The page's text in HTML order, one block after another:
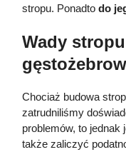
stropu. Ponadtodo
Wady stropu
Chociaż budowa
zatrudniliśmy
problemów, to jednak
także zaliczyć